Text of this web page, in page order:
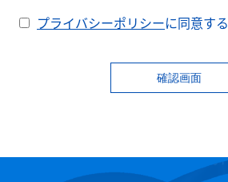
プライバシーポリシーに同意する
確認画面